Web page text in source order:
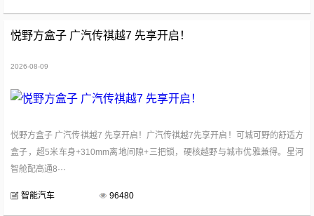
悦野方盒子 广汽传祺越7 先享开启！
2026-08-09
悦野方盒子 广汽传祺越7 先享开启！广汽传祺越7先享开启！可城可野的舒适方
盒子，超5米车身+310mm离地间隙+三把锁，硬核越野与城市优雅兼得。星河
智舱配高通8···
智能汽车 96480